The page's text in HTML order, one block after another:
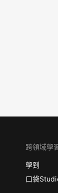
跨領域學
學到
口袋